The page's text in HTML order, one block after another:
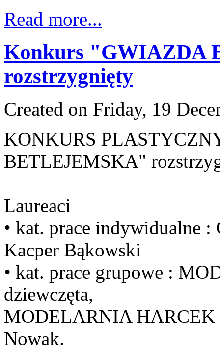
Read more...
Konkurs "GWIAZDA
rozstrzygnięty
Created on Friday, 19
KONKURS
BETLEJEMSKA"
Laureaci
• kat. prace indywidualne
Kacper Bąkowski
• kat. prace grupowe :
dziewczęta,
MODELARNIA HARCEK
Nowak.